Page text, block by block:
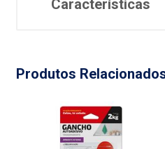
Características
Produtos